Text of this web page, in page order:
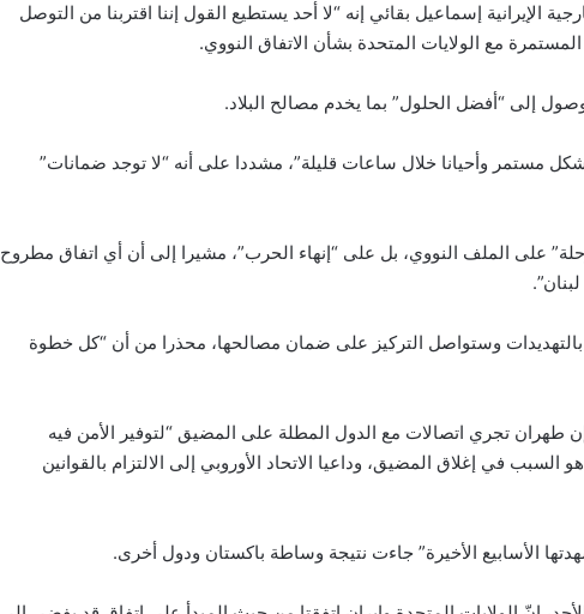
الإيرانية إسماعيل بقائي إنه “لا أحد يستطيع القول إننا اقتربنا من التوصل
مع الولايات المتحدة بشأن الاتفاق النووي.
إلى “أفضل الحلول” بما يخدم مصالح البلاد.
مستمر وأحيانا خلال ساعات قليلة”، مشددا على أنه “لا توجد ضمانات”
على الملف النووي، بل على “إنهاء الحرب”، مشيرا إلى أن أي اتفاق مطروح
بالتهديدات وستواصل التركيز على ضمان مصالحها، محذرا من أن “كل خطوة
طهران تجري اتصالات مع الدول المطلة على المضيق “لتوفير الأمن فيه
السبب في إغلاق المضيق، وداعيا الاتحاد الأوروبي إلى الالتزام بالقوانين
الأسابيع الأخيرة” جاءت نتيجة وساطة باكستان ودول أخرى.